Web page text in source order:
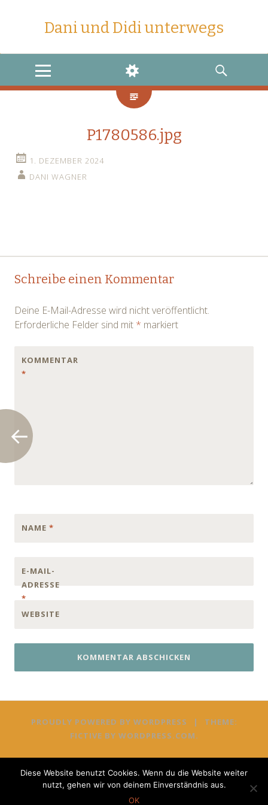
Dani und Didi unterwegs
MENU
WIDGETS
SEARCH
P1780586.jpg
1. DEZEMBER 2024
DANI WAGNER
Post
Schreibe einen Kommentar
Deine E-Mail-Adresse wird nicht veröffentlicht.
Erforderliche Felder sind mit * markiert
KOMMENTAR
*
NAME *
E-MAIL-
ADRESSE
*
WEBSITE
PROUDLY POWERED BY WORDPRESS |
THEME:
FICTIVE BY WORDPRESS.COM.
Diese Website benutzt Cookies. Wenn du die Website weiter
nutzt, gehen wir von deinem Einverständnis aus.
OK